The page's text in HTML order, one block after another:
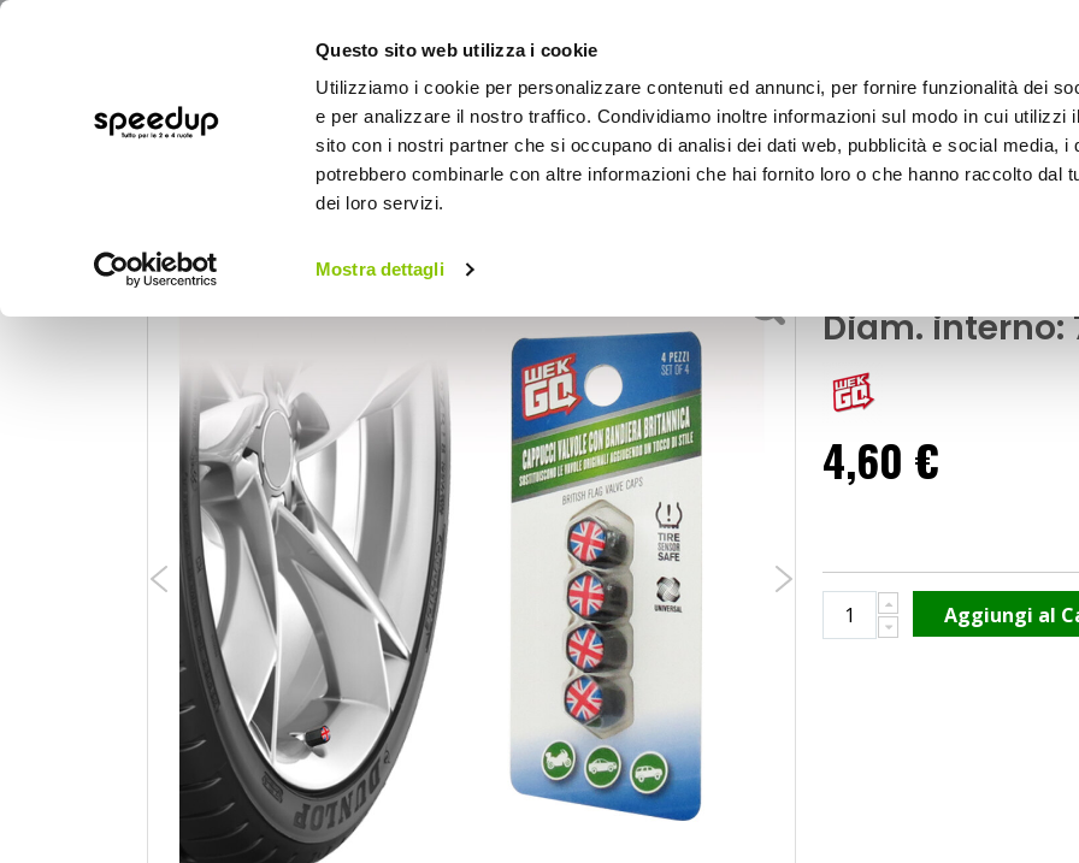
Questo sito web utilizza i cookie
Utilizziamo i cookie per personalizzare contenuti ed annunci, per fornire funzionalità dei
e per analizzare il nostro traffico. Condividiamo inoltre informazioni sul modo in cui utilizzi
sito con i nostri partner che si occupano di analisi dei dati web, pubblicità e social media, i
potrebbero combinarle con altre informazioni che hai fornito loro o che hanno raccolto dal
dei loro servizi.
Mostra dettagli
BICI OUTDOOR
Home
Diam. interno:
4,60 €
Aggiungi al